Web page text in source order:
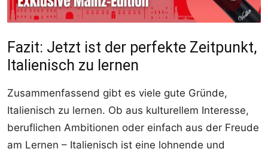
Fazit: Jetzt ist der perfekte Zeitpunkt,
Italienisch zu lernen
Zusammenfassend gibt es viele gute Gründe,
Italienisch zu lernen. Ob aus kulturellem Interesse,
beruflichen Ambitionen oder einfach aus der Freude
am Lernen – Italienisch ist eine lohnende und